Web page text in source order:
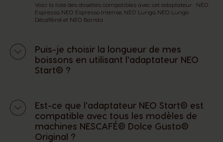
Voici la liste des dosettes compatibles avec cet adaptateur : NEO
Espresso, NEO Espresso Intense, NEO Lungo, NEO Lungo
Décaféiné et NEO Barista.
Puis-je choisir la longueur de mes
boissons en utilisant l'adaptateur NEO
Start® ?
Est-ce que l'adaptateur NEO Start® est
compatible avec tous les modèles de
machines NESCAFÉ® Dolce Gusto®
Original ?